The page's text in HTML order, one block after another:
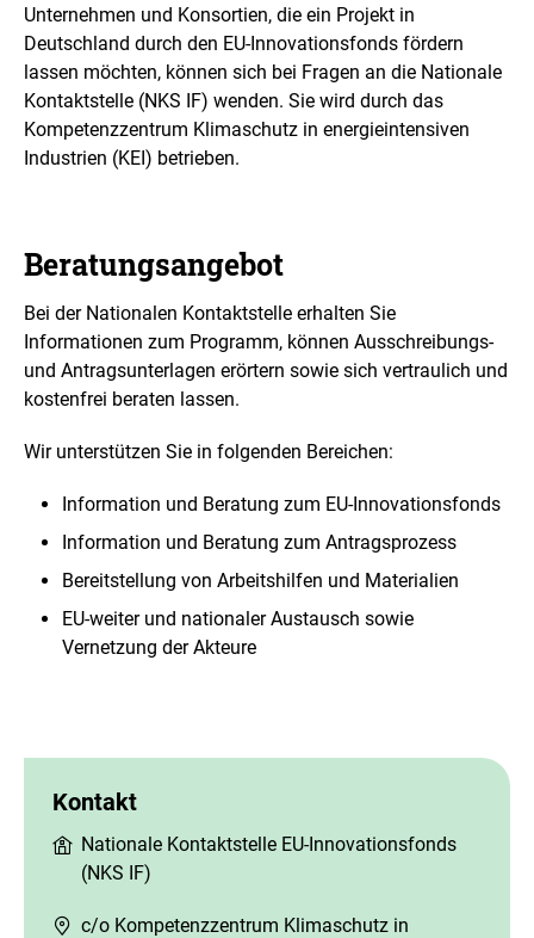
Unternehmen und Konsortien, die ein Projekt in
Deutschland durch den EU-Innovationsfonds fördern
lassen möchten, können sich bei Fragen an die Nationale
Kontaktstelle (NKS IF) wenden. Sie wird durch das
Kompetenzzentrum Klimaschutz in energieintensiven
Industrien (KEI) betrieben.
Beratungsangebot
Bei der Nationalen Kontaktstelle erhalten Sie
Informationen zum Programm, können Ausschreibungs-
und Antragsunterlagen erörtern sowie sich vertraulich und
kostenfrei beraten lassen.
Wir unterstützen Sie in folgenden Bereichen:
Information und Beratung zum EU-Innovationsfonds
Information und Beratung zum Antragsprozess
Bereitstellung von Arbeitshilfen und Materialien
EU-weiter und nationaler Austausch sowie
Vernetzung der Akteure
Kontakt
Nationale Kontaktstelle EU-Innovationsfonds
(NKS IF)
c/o Kompetenzzentrum Klimaschutz in